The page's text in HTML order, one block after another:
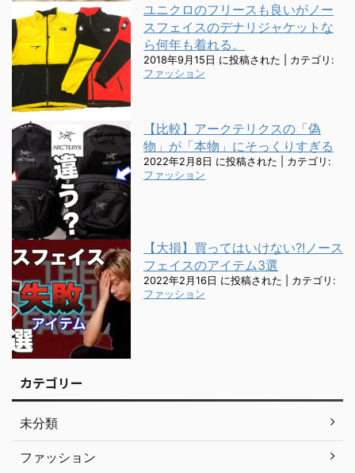
ユニクロのフリースも良いがノー
スフェイスのデナリジャケットな
ら何年も着れる。
2018年9月15日 に投稿された
カテゴリ:
ファッション
【比較】アークテリクスの「偽
物」が「本物」にそっくりすぎる
2022年2月8日 に投稿された
カテゴリ:
ファッション
【大損】買ってはいけない?!ノース
フェイスのアイテム3選
2022年2月16日 に投稿された
カテゴリ:
ファッション
カテゴリー
未分類
ファッション